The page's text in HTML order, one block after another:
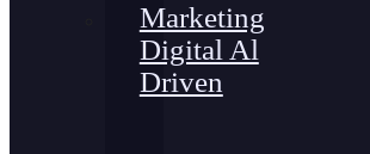
Marketing
Digital Al
Driven